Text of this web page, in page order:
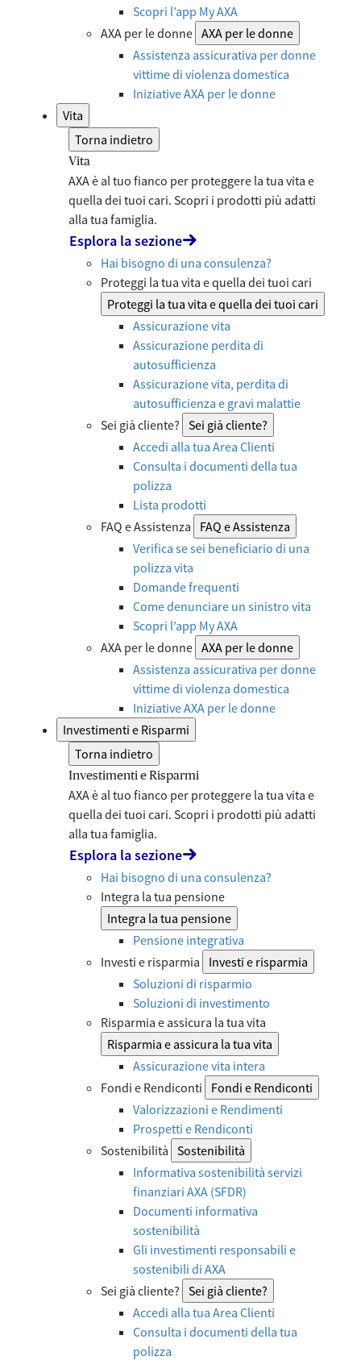
Scopri l’app My AXA
AXA per le donne AXA per le donne
Assistenza assicurativa per donne
vittime di violenza domestica
Iniziative AXA per le donne
Vita
Torna indietro
Vita
AXA è al tuo fianco per proteggere la tua vita e
quella dei tuoi cari. Scopri i prodotti più adatti
alla tua famiglia.
Esplora la sezione
Hai bisogno di una consulenza?
Proteggi la tua vita e quella dei tuoi cari
Proteggi la tua vita e quella dei tuoi cari
Assicurazione vita
Assicurazione perdita di
autosufficienza
Assicurazione vita, perdita di
autosufficienza e gravi malattie
Sei già cliente? Sei già cliente?
Accedi alla tua Area Clienti
Consulta i documenti della tua
polizza
Lista prodotti
FAQ e Assistenza
FAQ e Assistenza
Verifica se sei beneficiario di una
polizza vita
Domande frequenti
Come denunciare un sinistro vita
Scopri l’app My AXA
AXA per le donne AXA per le donne
Assistenza assicurativa per donne
vittime di violenza domestica
Iniziative AXA per le donne
Investimenti e Risparmi
Torna indietro
Investimenti e Risparmi
AXA è al tuo fianco per proteggere la tua vita e
quella dei tuoi cari. Scopri i prodotti più adatti
alla tua famiglia.
Esplora la sezione
Hai bisogno di una consulenza?
Integra la tua pensione
Integra la tua pensione
Pensione integrativa
Investi e risparmia
Investi e risparmia
Soluzioni di risparmio
Soluzioni di investimento
Risparmia e assicura la tua vita
Risparmia e assicura la tua vita
Assicurazione vita intera
Fondi e Rendiconti
Fondi e Rendiconti
Valorizzazioni e Rendimenti
Prospetti e Rendiconti
Sostenibilità Sostenibilità
Informativa sostenibilità servizi
finanziari AXA (SFDR)
Documenti informativa
sostenibilità
Gli investimenti responsabili e
sostenibili di AXA
Sei già cliente? Sei già cliente?
Accedi alla tua Area Clienti
Consulta i documenti della tua
polizza